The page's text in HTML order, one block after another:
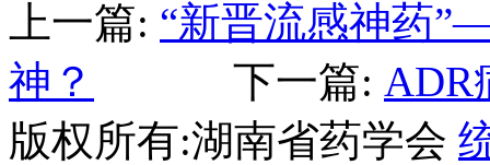
上一篇: “新晋流感神药
神？
下一篇: ADR
版权所有:湖南省药学会